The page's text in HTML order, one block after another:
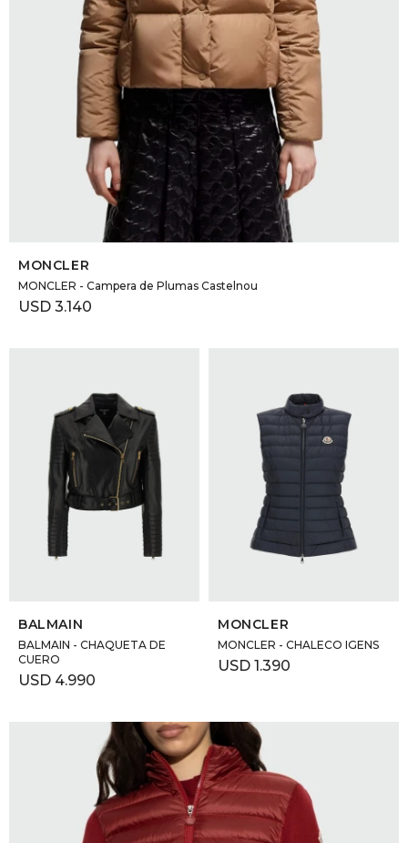
SELECCIONAR TALLE
MONCLER
MONCLER - Campera de Plumas Castelnou
USD 3.140
BALMAIN
BALMAIN - CHAQUETA DE
CUERO
USD 4.990
MONCLER
MONCLER - CHALECO IGENS
USD 1.390